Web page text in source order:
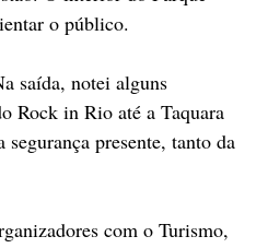
o público.
saída, notei alguns
Rock in Rio até a Taquara
presente, tanto da
com o Turismo,